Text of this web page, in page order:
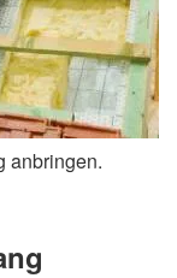
anbringen.